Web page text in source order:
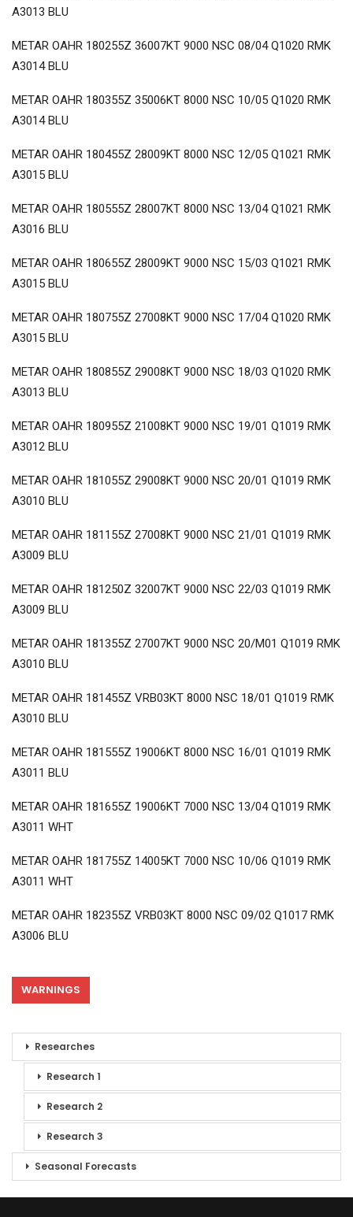
A3013 BLU
METAR OAHR 180255Z 36007KT 9000 NSC 08/04 Q1020 RMK
A3014 BLU
METAR OAHR 180355Z 35006KT 8000 NSC 10/05 Q1020 RMK
A3014 BLU
METAR OAHR 180455Z 28009KT 8000 NSC 12/05 Q1021 RMK
A3015 BLU
METAR OAHR 180555Z 28007KT 8000 NSC 13/04 Q1021 RMK
A3016 BLU
METAR OAHR 180655Z 28009KT 9000 NSC 15/03 Q1021 RMK
A3015 BLU
METAR OAHR 180755Z 27008KT 9000 NSC 17/04 Q1020 RMK
A3015 BLU
METAR OAHR 180855Z 29008KT 9000 NSC 18/03 Q1020 RMK
A3013 BLU
METAR OAHR 180955Z 21008KT 9000 NSC 19/01 Q1019 RMK
A3012 BLU
METAR OAHR 181055Z 29008KT 9000 NSC 20/01 Q1019 RMK
A3010 BLU
METAR OAHR 181155Z 27008KT 9000 NSC 21/01 Q1019 RMK
A3009 BLU
METAR OAHR 181250Z 32007KT 9000 NSC 22/03 Q1019 RMK
A3009 BLU
METAR OAHR 181355Z 27007KT 9000 NSC 20/M01 Q1019 RMK
A3010 BLU
METAR OAHR 181455Z VRB03KT 8000 NSC 18/01 Q1019 RMK
A3010 BLU
METAR OAHR 181555Z 19006KT 8000 NSC 16/01 Q1019 RMK
A3011 BLU
METAR OAHR 181655Z 19006KT 7000 NSC 13/04 Q1019 RMK
A3011 WHT
METAR OAHR 181755Z 14005KT 7000 NSC 10/06 Q1019 RMK
A3011 WHT
METAR OAHR 182355Z VRB03KT 8000 NSC 09/02 Q1017 RMK
A3006 BLU
WARNINGS
Researches
Research 1
Research 2
Research 3
Seasonal Forecasts